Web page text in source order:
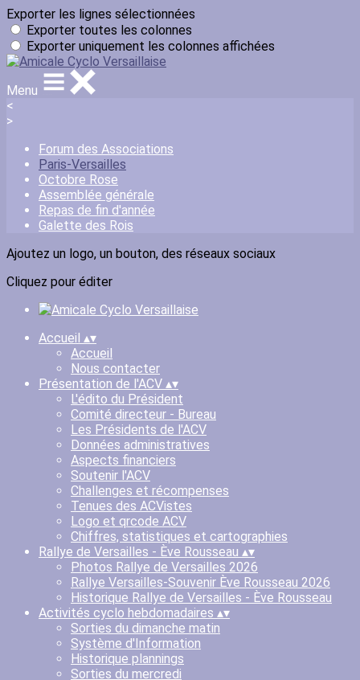
Exporter les lignes sélectionnées
Exporter toutes les colonnes
Exporter uniquement les colonnes affichées
Menu
<
>
Forum des Associations
Paris-Versailles
Octobre Rose
Assemblée générale
Repas de fin d'année
Galette des Rois
Ajoutez un logo, un bouton, des réseaux sociaux
Cliquez pour éditer
Accueil ▴▾
Accueil
Nous contacter
Présentation de l'ACV ▴▾
L'édito du Président
Comité directeur - Bureau
Les Présidents de l'ACV
Données administratives
Aspects financiers
Soutenir l'ACV
Challenges et récompenses
Tenues des ACVistes
Logo et qrcode ACV
Chiffres, statistiques et cartographies
Rallye de Versailles - Ève Rousseau ▴▾
Photos Rallye de Versailles 2026
Rallye Versailles-Souvenir Ève Rousseau 2026
Historique Rallye de Versailles - Ève Rousseau
Activités cyclo hebdomadaires ▴▾
Sorties du dimanche matin
Système d'Information
Historique plannings
Sorties du mercredi